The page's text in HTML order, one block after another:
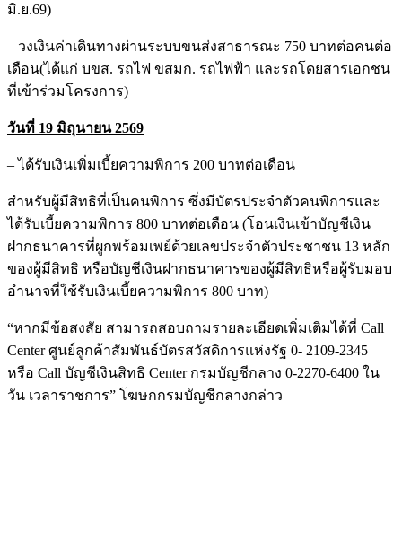
มิ.ย.69)
– วงเงินค่าเดินทางผ่านระบบขนส่งสาธารณะ 750 บาทต่อคนต่อ
เดือน(ได้แก่ บขส. รถไฟ ขสมก. รถไฟฟ้า และรถโดยสารเอกชน
ที่เข้าร่วมโครงการ)
วันที่ 19 มิถุนายน2569
– ได้รับเงินเพิ่มเบี้ยความพิการ 200 บาทต่อเดือน
สำหรับผู้มีสิทธิที่เป็นคนพิการ ซึ่งมีบัตรประจำตัวคนพิการและ
ได้รับเบี้ยความพิการ 800 บาทต่อเดือน (โอนเงินเข้าบัญชีเงิน
ฝากธนาคารที่ผูกพร้อมเพย์ด้วยเลขประจำตัวประชาชน 13 หลัก
ของผู้มีสิทธิ หรือบัญชีเงินฝากธนาคารของผู้มีสิทธิหรือผู้รับมอบ
อำนาจที่ใช้รับเงินเบี้ยความพิการ 800 บาท)
“หากมีข้อสงสัย สามารถสอบถามรายละเอียดเพิ่มเติมได้ที่ Call
Center ศูนย์ลูกค้าสัมพันธ์บัตรสวัสดิการแห่งรัฐ 0- 2109-2345
หรือ Call บัญชีเงินสิทธิ Center กรมบัญชีกลาง 0-2270-6400 ใน
วัน เวลาราชการ” โฆษกกรมบัญชีกลางกล่าว